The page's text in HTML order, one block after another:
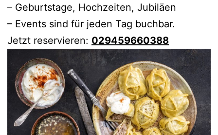
– Geburtstage, Hochzeiten, Jubiläen
– Events sind für jeden Tag buchbar.
Jetzt reservieren: 029459660388